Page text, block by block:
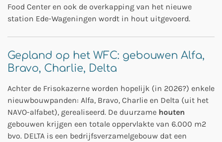
Food Center en ook de overkapping van het nieuwe
station Ede-Wageningen wordt in hout uitgevoerd.
Gepland op het WFC: gebouwen Alfa,
Bravo, Charlie, Delta
Achter de Frisokazerne worden hopelijk (in 2026?) enkele
nieuwbouwpanden: Alfa, Bravo, Charlie en Delta (uit het
NAVO-alfabet), gerealiseerd. De duurzame houten
gebouwen krijgen een totale oppervlakte van 6.000 m2
bvo. DELTA is een bedrijfsverzamelgebouw dat een